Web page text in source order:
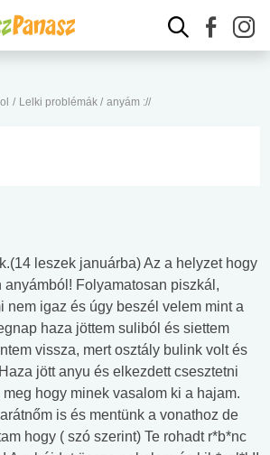
/ Lelki problémák / anyám ://
leszek januárba) Az a helyzet hogy
anyámból! Folyamatosan piszkál,
nem igaz és úgy beszél velem mint a
haza jöttem suliból és siettem
vissza, mert osztály bulink volt és
jött anyu és elkezdett csesztetni
hogy minek vasalom ki a hajam.
is és mentünk a vonathoz de
hogy ( szó szerint) Te rohadt r*b*nc